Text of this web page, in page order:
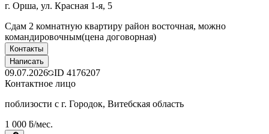
г. Орша, ул. Красная 1-я, 5
Сдам 2 комнатную квартиру район восточная, можно
командировочным(цена договорная)
Контакты
Написать
09.07.2026 ID 4176207
Контактное лицо
поблизости с г. Городок, Витебская область
1 000 ƃ/мес.